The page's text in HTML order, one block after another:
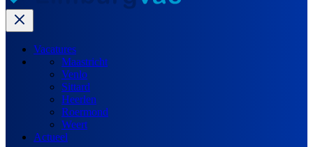
Vacatures
Maastricht
Venlo
Sittard
Heerlen
Roermond
Weert
Actueel